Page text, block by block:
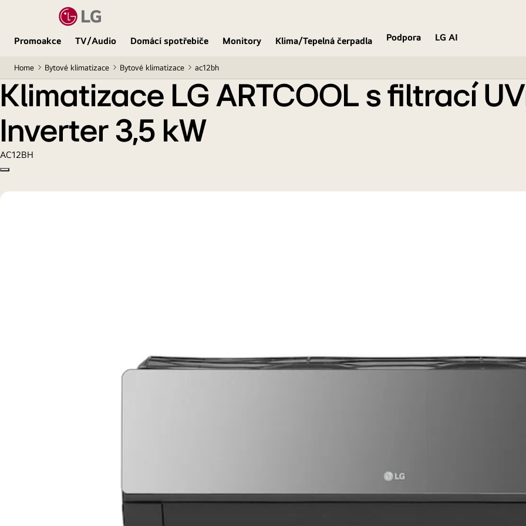
Promoakce TV/Audio Domácí spotřebiče Monitory Klima/Tepelná čerpadla Podpora
LG AI
Home Bytové klimatizace Bytové klimatizace ac12bh
Klimatizace LG ARTCOOL s filtrací UVnano™ DUAL Inverter 3,5 kW
Klimatizace LG ARTCOOL s filtrací UVnano™ DUAL
Inverter 3,5 kW
AC12BH
Copy model name